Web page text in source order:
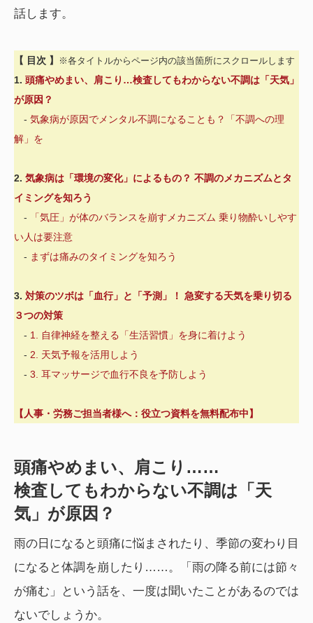
話します。
【 目次 】 ※各タイトルからページ内の該当箇所にスクロールします
1. 頭痛やめまい、肩こり…検査してもわからない不調は「天気」
が原因？
- 気象病が原因でメンタル不調になることも？「不調への理
解」を
2. 気象病は「環境の変化」によるもの？ 不調のメカニズムとタ
イミングを知ろう
-
「気圧」が体のバランスを崩すメカニズム 乗り物酔いしやす
い人は要注意
- まずは痛みのタイミングを知ろう
3. 対策のツボは「血行」と「予測」！ 急変する天気を乗り切る
３つの対策
- 1. 自律神経を整える「生活習慣」を身に着けよう
- 2. 天気予報を活用しよう
- 3. 耳マッサージで血行不良を予防しよう
【人事・労務ご担当者様へ：役立つ資料を無料配布中】
頭痛やめまい、肩こり……
検査してもわからない不調は「天
気」が原因？
雨の日になると頭痛に悩まされたり、季節の変わり目
になると体調を崩したり……。「雨の降る前には節々
が痛む」という話を、一度は聞いたことがあるのでは
ないでしょうか。